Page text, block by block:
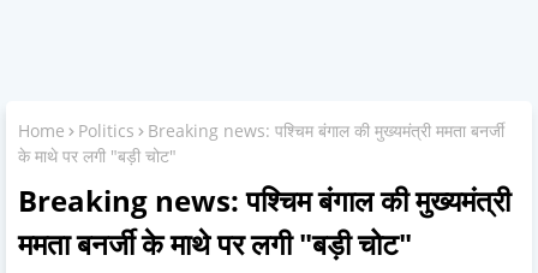
Home Politics
Breaking news: पश्चिम बंगाल की मुख्यमंत्री ममता बनर्जी
के माथे पर लगी "बड़ी चोट"
Breaking news: पश्चिम बंगाल की मुख्यमंत्री
ममता बनर्जी के माथे पर लगी "बड़ी चोट"